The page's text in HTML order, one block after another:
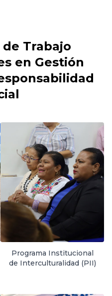
Trabajo
en Gestión
Programa Institucional
de Interculturalidad (PII)